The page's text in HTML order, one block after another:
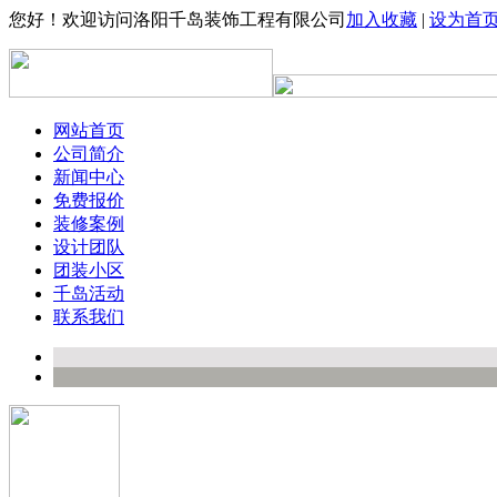
您好！欢迎访问洛阳千岛装饰工程有限公司 加入收藏 | 设为首
网站首页
公司简介
新闻中心
免费报价
装修案例
设计团队
团装小区
千岛活动
联系我们